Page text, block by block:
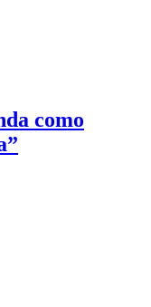
como